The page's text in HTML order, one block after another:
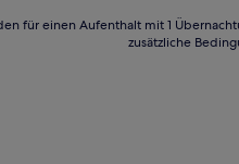
für einen Aufenthalt mit 1
zusätzliche